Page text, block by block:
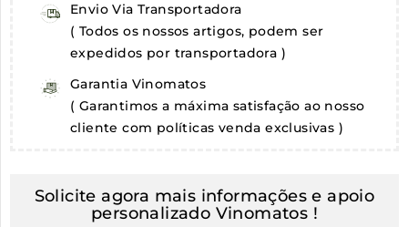
Envio Via Transportadora
( Todos os nossos artigos, podem ser
expedidos por transportadora )
Garantia Vinomatos
( Garantimos a máxima satisfação ao nosso
cliente com políticas venda exclusivas )
Solicite agora mais informações e apoio
personalizado Vinomatos !